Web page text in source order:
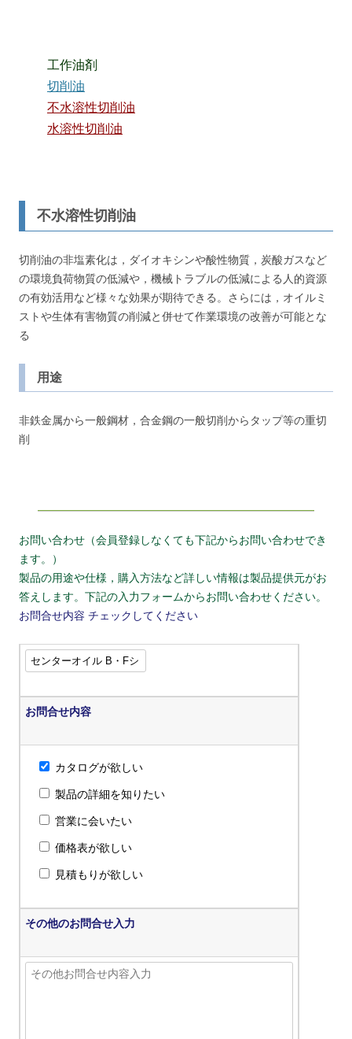
工作油剤
切削油
不水溶性切削油
水溶性切削油
不水溶性切削油
切削油の非塩素化は，ダイオキシンや酸性物質，炭酸ガスなど
の環境負荷物質の低減や，機械トラブルの低減による人的資源
の有効活用など様々な効果が期待できる。さらには，オイルミ
ストや生体有害物質の削減と併せて作業環境の改善が可能とな
る
用途
非鉄金属から一般鋼材，合金鋼の一般切削からタップ等の重切
削
お問い合わせ（会員登録しなくても下記からお問い合わせでき
ます。）
製品の用途や仕様，購入方法など詳しい情報は製品提供元がお
答えします。下記の入力フォームからお問い合わせください。
お問合せ内容 チェックしてください
お問合せ内容
カタログが欲しい
製品の詳細を知りたい
営業に会いたい
価格表が欲しい
見積もりが欲しい
その他のお問合せ入力